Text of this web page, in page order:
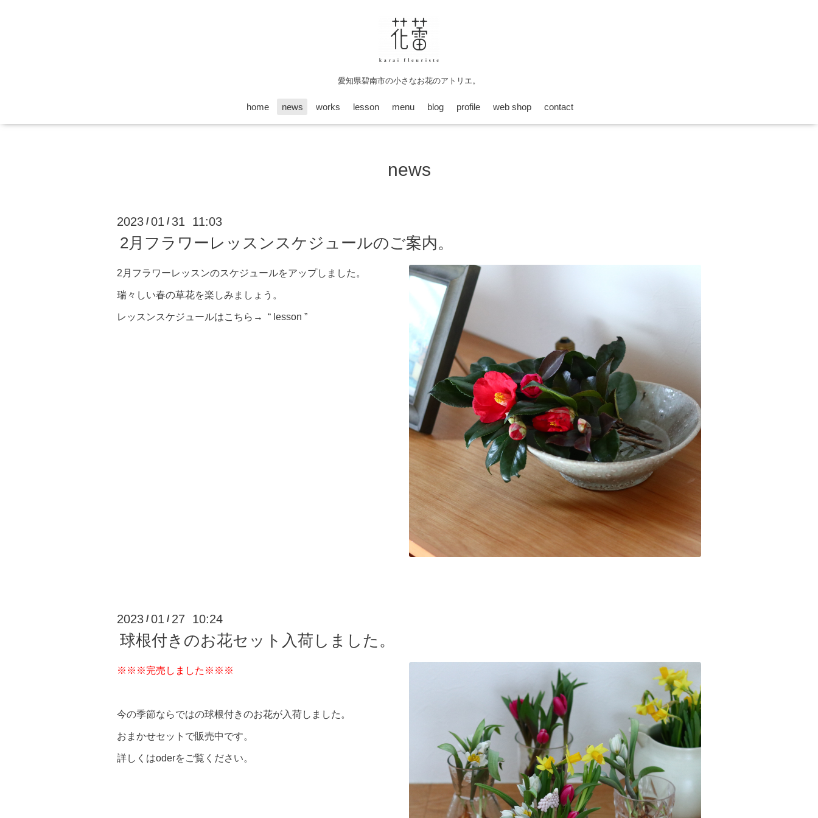
愛知県碧南市の小さなお花のアトリエ。
home news works lesson menu blog profile web shop contact
news
2023 /01 / 31 11:03
2月フラワーレッスンスケジュールのご案内。
2月フラワーレッスンのスケジュールをアップしました。
瑞々しい春の草花を楽しみましょう。
レッスンスケジュールはこちら→ “ lesson ”
2023 /01 / 27 10:24
球根付きのお花セット入荷しました。
※※※完売しました※※※
今の季節ならではの球根付きのお花が入荷しました。
おまかせセットで販売中です。
詳しくはoderをご覧ください。